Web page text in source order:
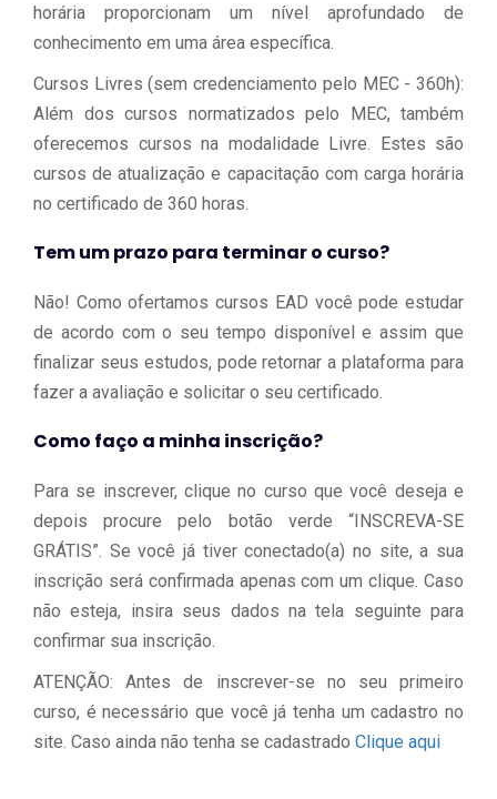
horária proporcionam um nível aprofundado de
conhecimento em uma área específica.
Cursos Livres (sem credenciamento pelo MEC - 360h):
Além dos cursos normatizados pelo MEC, também
oferecemos cursos na modalidade Livre. Estes são
cursos de atualização e capacitação com carga horária
no certificado de 360 horas.
Tem um prazo para terminar o curso?
Não! Como ofertamos cursos EAD você pode estudar
de acordo com o seu tempo disponível e assim que
finalizar seus estudos, pode retornar a plataforma para
fazer a avaliação e solicitar o seu certificado.
Como faço a minha inscrição?
Para se inscrever, clique no curso que você deseja e
depois procure pelo botão verde “INSCREVA-SE
GRÁTIS”. Se você já tiver conectado(a) no site, a sua
inscrição será confirmada apenas com um clique. Caso
não esteja, insira seus dados na tela seguinte para
confirmar sua inscrição.
ATENÇÃO: Antes de inscrever-se no seu primeiro
curso, é necessário que você já tenha um cadastro no
site. Caso ainda não tenha se cadastrado Clique aqui